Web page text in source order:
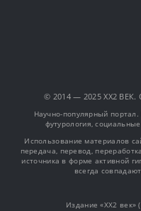
© 2014 — 2025 XX2
Научно-популярный портал.
футурология,
Использование материалов
передача, перевод,
источника в форме активной
всегда
Издание «XX2